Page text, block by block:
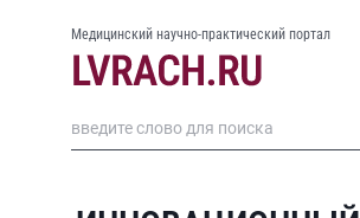
Медицинский научно-практический портал